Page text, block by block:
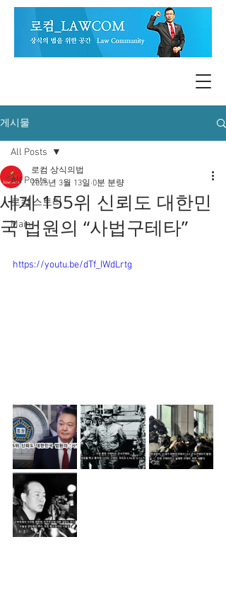
게시물
All Posts
로컴 스토리
Main
All Posts
세계 155위 신뢰도 대한민
국 법원의 “사법구테타”
로컴 상식의법
2025년 3월 13일 0분 분량
https://youtu.be/dTf_IWdLrtg